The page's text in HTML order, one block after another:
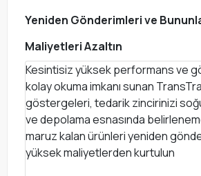
Yeniden Gönderimleri ve
Maliyetleri Azaltın
Kesintisiz yüksek performans ve
kolay okuma imkanı sunan
göstergeleri, tedarik zincirinizi
ve depolama esnasında
maruz kalan ürünleri yeniden
yüksek maliyetlerden kurtulun